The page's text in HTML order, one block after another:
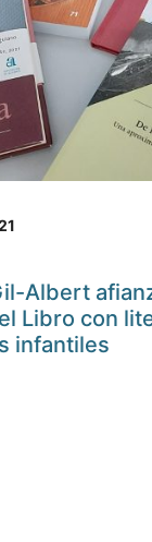
Albert
Libro con
infantiles